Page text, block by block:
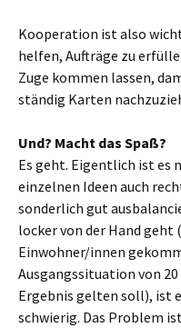
Kooperation ist also
helfen, Aufträge zu
Zuge kommen lassen,
ständig Karten
Und? Macht das Spaß?
Es geht. Eigentlich ist es
einzelnen Ideen auch
sonderlich gut
locker von der Hand geht
Einwohner/innen
Ausgangssituation von
Ergebnis gelten soll), ist
schwierig. Das Problem